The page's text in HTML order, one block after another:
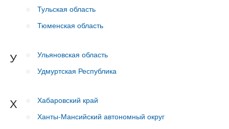
Тульская область
Тюменская область
У
Ульяновская область
Удмуртская Республика
Х
Хабаровский край
Ханты-Мансийский автономный округ